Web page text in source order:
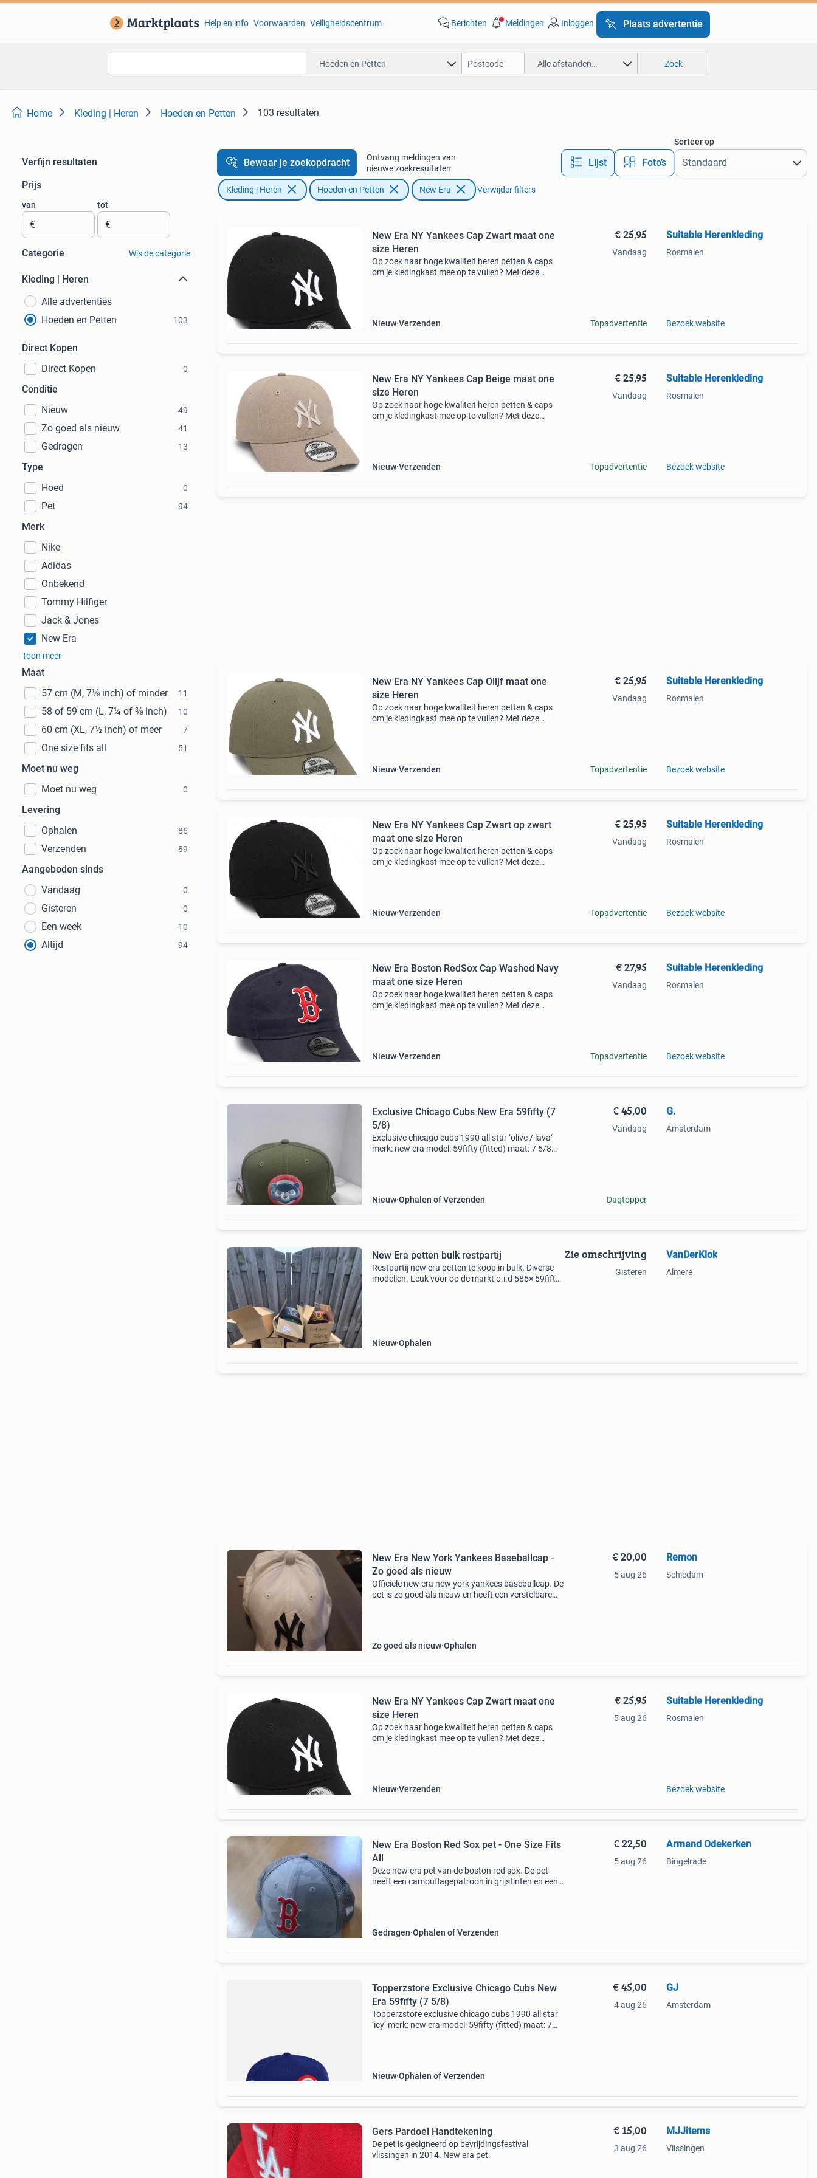
Help en info Voorwaarden Veiligheidscentrum Berichten Meldingen Inloggen Plaats advertentie
Hoeden en Petten Alle afstanden… Zoek
Home Kleding | Heren Hoeden en Petten 103 resultaten
Verfijn resultaten
Prijs
van
€
tot
€
Categorie Wis de categorie
Kleding | Heren
Alle advertenties
Hoeden en Petten
103
Direct Kopen
Direct Kopen
0
Conditie
Nieuw
49
Zo goed als nieuw 41
Gedragen 13
Type
Hoed
0
Pet 94
Merk
Nike
Adidas
Onbekend
Tommy Hilfiger
Jack & Jones
New Era
Toon meer
Maat
57 cm (M, 7⅛ inch) of minder
11
58 of 59 cm (L, 7¼ of ⅜ inch) 10
60 cm (XL, 7½ inch) of meer 7
One size fits all 51
Moet nu weg
Moet nu weg
0
Levering
Ophalen
86
Verzenden 89
Aangeboden sinds
Vandaag
0
Gisteren 0
Een week 10
Altijd 94
Bewaar je zoekopdracht
Ontvang meldingen van
nieuwe zoekresultaten
Lijst Foto’s
Sorteer op
Kleding | Heren Hoeden en Petten New Era Verwijder filters
New Era NY Yankees Cap Zwart maat one
size Heren
Op zoek naar hoge kwaliteit heren petten & caps
om je kledingkast mee op te vullen? Met deze
Nieuw Verzenden
€ 25,95
Vandaag
Topadvertentie
Suitable Herenkleding
Rosmalen
Bezoek website
New Era NY Yankees Cap Beige maat one
size Heren
Op zoek naar hoge kwaliteit heren petten & caps
om je kledingkast mee op te vullen? Met deze
Nieuw Verzenden
€ 25,95
Vandaag
Topadvertentie
Suitable Herenkleding
Rosmalen
Bezoek website
New Era NY Yankees Cap Olijf maat one
size Heren
Op zoek naar hoge kwaliteit heren petten & caps
om je kledingkast mee op te vullen? Met deze
Nieuw Verzenden
€ 25,95
Vandaag
Topadvertentie
Suitable Herenkleding
Rosmalen
Bezoek website
New Era NY Yankees Cap Zwart op zwart
maat one size Heren
Op zoek naar hoge kwaliteit heren petten & caps
om je kledingkast mee op te vullen? Met deze
Nieuw Verzenden
€ 25,95
Vandaag
Topadvertentie
Suitable Herenkleding
Rosmalen
Bezoek website
New Era Boston RedSox Cap Washed Navy
maat one size Heren
Op zoek naar hoge kwaliteit heren petten & caps
om je kledingkast mee op te vullen? Met deze
Nieuw Verzenden
€ 27,95
Vandaag
Topadvertentie
Suitable Herenkleding
Rosmalen
Bezoek website
Exclusive Chicago Cubs New Era 59fifty (7
5/8)
Exclusive chicago cubs 1990 all star ‘olive / lava‘
merk: new era model: 59fifty (fitted) maat: 7 5/8
Nieuw Ophalen of Verzenden
€ 45,00
Vandaag
Dagtopper
G.
Amsterdam
New Era petten bulk restpartij
Restpartij new era petten te koop in bulk. Diverse
modellen. Leuk voor op de markt o.i.d 585× 59fifty
Nieuw Ophalen
Zie omschrijving
Gisteren
VanDerKlok
Almere
New Era New York Yankees Baseballcap -
Zo goed als nieuw
Officiële new era new york yankees baseballcap. De
pet is zo goed als nieuw en heeft een verstelbare
Zo goed als nieuw Ophalen
€ 20,00
5 aug 26
Remon
Schiedam
New Era NY Yankees Cap Zwart maat one
size Heren
Op zoek naar hoge kwaliteit heren petten & caps
om je kledingkast mee op te vullen? Met deze
Nieuw Verzenden
€ 25,95
5 aug 26
Suitable Herenkleding
Rosmalen
Bezoek website
New Era Boston Red Sox pet - One Size Fits
All
Deze new era pet van de boston red sox. De pet
heeft een camouflagepatroon in grijstinten en een
Gedragen Ophalen of Verzenden
€ 22,50
5 aug 26
Armand Odekerken
Bingelrade
Topperzstore Exclusive Chicago Cubs New
Era 59fifty (7 5/8)
Topperzstore exclusive chicago cubs 1990 all star
‘icy‘ merk: new era model: 59fifty (fitted) maat: 7
Nieuw Ophalen of Verzenden
€ 45,00
4 aug 26
GJ
Amsterdam
Gers Pardoel Handtekening
De pet is gesigneerd op bevrijdingsfestival
vlissingen in 2014. New era pet.
€ 15,00
3 aug 26
MJJitems
Vlissingen